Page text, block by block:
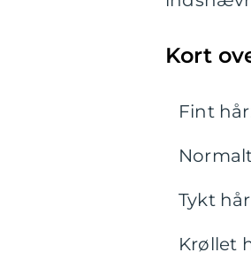
Kort
Fint
Tykt
Krøllet